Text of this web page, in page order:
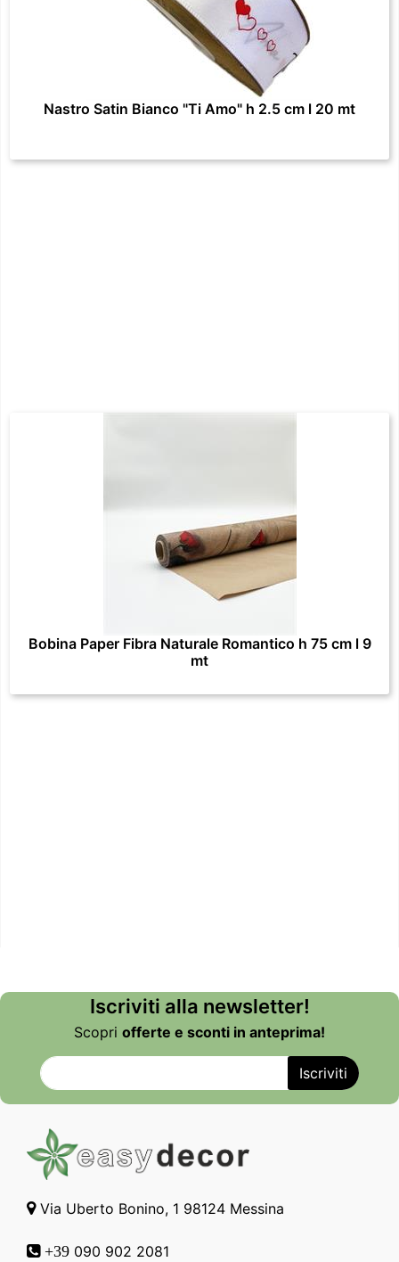
Nastro Satin Bianco "Ti Amo" h 2.5 cm l 20 mt
Bobina Paper Fibra Naturale Romantico h 75 cm l 9
mt
Iscriviti alla newsletter!
Scopri offerte e sconti in anteprima!
Via Uberto Bonino, 1 98124 Messina
+39 090 902 2081